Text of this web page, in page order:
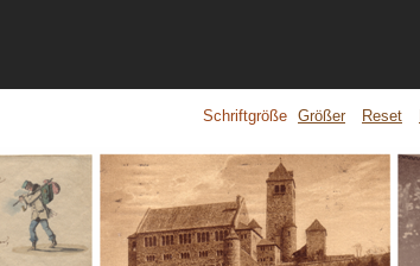
Schriftgröße Größer Reset